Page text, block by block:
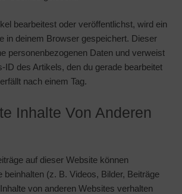
bearbeitest oder veröffentlichst, wird ein
in deinem Browser gespeichert. Dieser
personenbezogenen Daten und verweist
ID des Artikels, den du gerade bearbeitet
nach einem Tag.
Inhalte Von Anderen
auf dieser Website können
beinhalten (z. B. Videos, Bilder, Beiträge
von anderen Websites verhalten